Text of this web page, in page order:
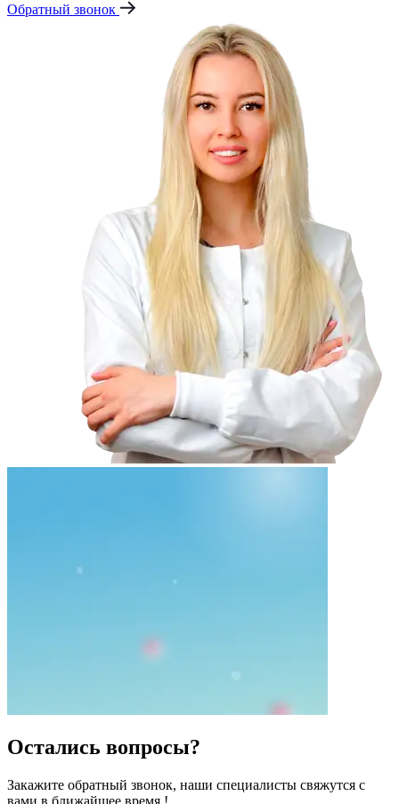
Обратный звонок
Остались вопросы?
Закажите обратный звонок, наши специалисты свяжутся с